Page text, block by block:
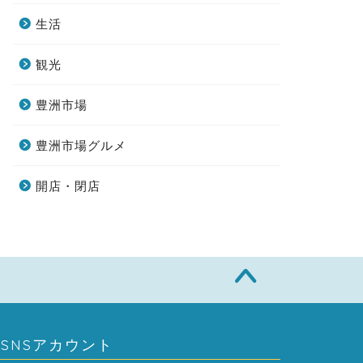
生活
観光
豊洲市場
豊洲市場グルメ
開店・閉店
SNSアカウント